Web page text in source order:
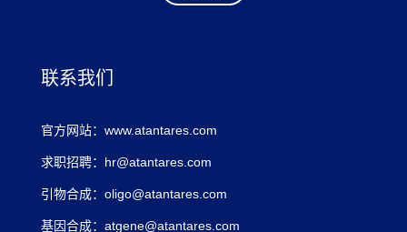
联系我们
官方网站：www.atantares.com
求职招聘：hr@atantares.com
引物合成：oligo@atantares.com
基因合成：atgene@atantares.com